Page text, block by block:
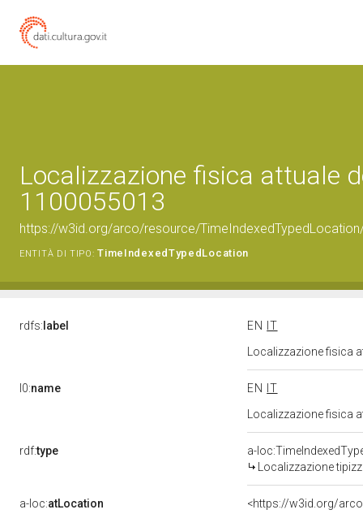
Localizzazione fisica attuale
1100055013
https://w3id.org/arco/resource/
ENTITÀ DI TIPO: TimeIndexedTypedLocation
rdfs: label EN
IT
Localizzazione fisica
l0:name EN
IT
Localizzazione fisica
rdf:type
a-
Localizzazione
a-loc:atLocation
<https://w3id.org/